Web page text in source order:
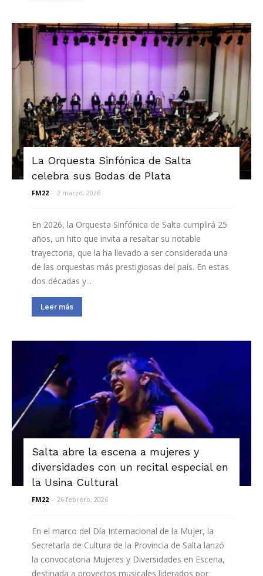
La Orquesta Sinfónica de Salta
celebra sus Bodas de Plata
FM22 - 2 marzo, 2026
En 2026, la Orquesta Sinfónica de Salta cumplirá 25
años, un hito que invita a resaltar su notable
trayectoria, que la ha llevado a ser considerada una
de las orquestas más prestigiosas del país. En estas
dos décadas y...
Leer más
Salta abre la escena a mujeres y
diversidades con un recital especial en
la Usina Cultural
FM22 - 26 febrero, 2026
En el marco del Día Internacional de la Mujer, la
Secretaría de Cultura de la Provincia de Salta lanzó
la convocatoria Mujeres y Diversidades en Escena,
destinada a proyectos musicales liderados por